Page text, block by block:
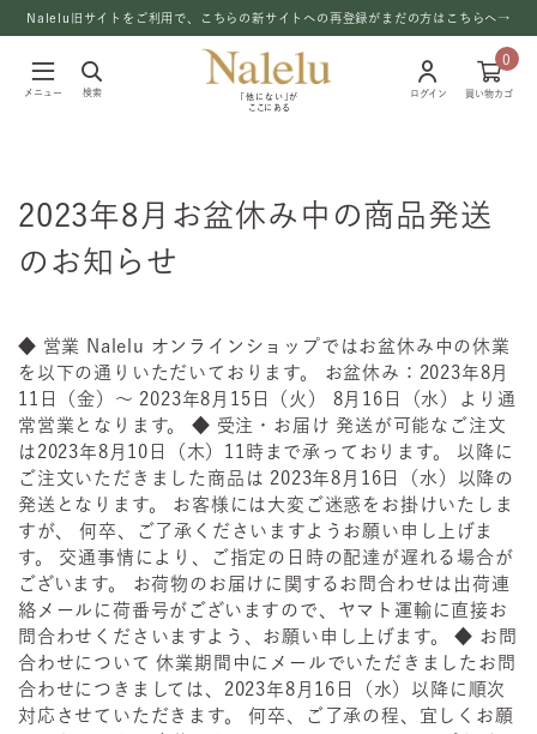
Nalelu旧サイトをご利用で、こちらの新サイトへの再登録がまだの方はこちらへ→
メニュー 検索
「他にない」が
ここにある
ログイン
0
買い物カゴ
2023年8月お盆休み中の商品発送
のお知らせ
◆ 営業 Nalelu オンラインショップではお盆休み中の休業
を以下の通りいただいております。 お盆休み：2023年8月
11日（金）～ 2023年8月15日（火） 8月16日（水）より通
常営業となります。 ◆ 受注・お届け 発送が可能なご注文
は2023年8月10日（木）11時まで承っております。 以降に
ご注文いただきました商品は 2023年8月16日（水）以降の
発送となります。 お客様には大変ご迷惑をお掛けいたしま
すが、 何卒、ご了承くださいますようお願い申し上げま
す。 交通事情により、ご指定の日時の配達が遅れる場合が
ございます。 お荷物のお届けに関するお問合わせは出荷連
絡メールに荷番号がございますので、ヤマト運輸に直接お
問合わせくださいますよう、お願い申し上げます。 ◆ お問
合わせについて 休業期間中にメールでいただきましたお問
合わせにつきましては、2023年8月16日（水）以降に順次
対応させていただきます。 何卒、ご了承の程、宜しくお願